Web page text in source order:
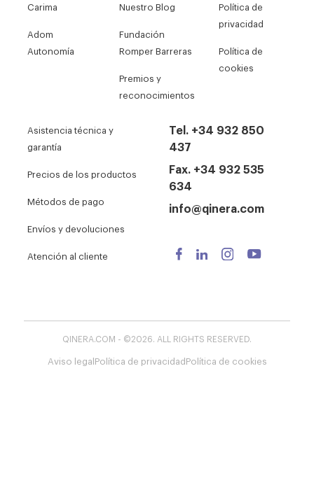
Carima
Adom
Autonomía
Nuestro Blog
Fundación
Romper Barreras
Premios y
reconocimientos
Política de
privacidad
Política de
cookies
Asistencia técnica y
garantía
Precios de los productos
Métodos de pago
Envíos y devoluciones
Atención al cliente
Tel. +34 932 850
437
Fax. +34 932 535
634
info@qinera.com
QINERA.COM - ©2026. ALL RIGHTS RESERVED.
Aviso legalPolítica de privacidadPolítica de cookies